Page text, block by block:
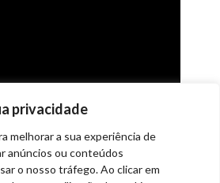
privacidade
melhorar a sua experiência de
anúncios ou conteúdos
o nosso tráfego. Ao clicar em